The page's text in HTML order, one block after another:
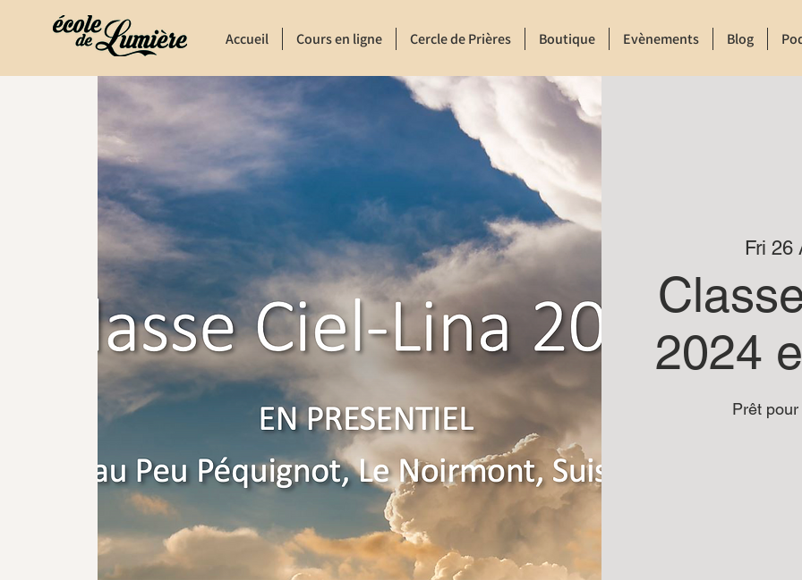
Accueil Cours en ligne Cercle de Prières Boutique Evènements Blog
Fri 26
2024
Prêt